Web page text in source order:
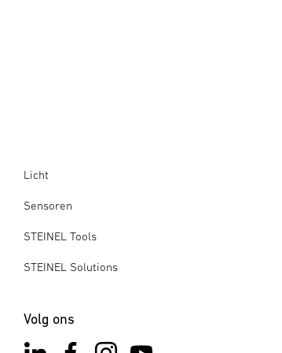
Licht
Sensoren
STEINEL Tools
STEINEL Solutions
Volg ons